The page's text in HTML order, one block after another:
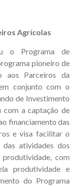
Agrícolas
o Programa de
pioneiro de
aos Parceiros da
conjunto com o
de Investimento
a captação de
financiamento das
e visa facilitar o
atividades dos
com
produtividade e
do Programa